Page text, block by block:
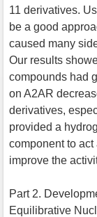
11 derivatives.
be a good
caused many
Our results
compounds had
on A2AR
derivatives,
provided a
component to
improve the
Part 2.
Equilibrative